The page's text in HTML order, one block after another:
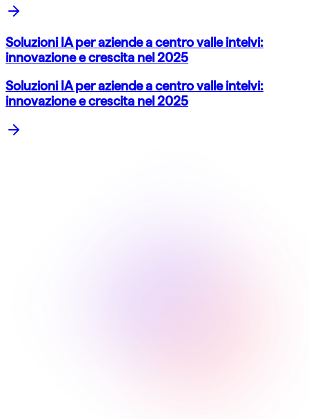
Soluzioni IA per aziende a centro valle intelvi:
innovazione e crescita nel 2025
Soluzioni IA per aziende a centro valle intelvi:
innovazione e crescita nel 2025